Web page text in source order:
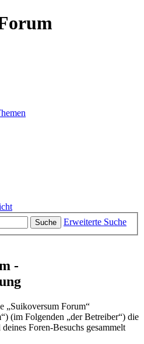
Suche
Erweiterte Suche
-
„Suikoversum Forum“
(im Folgenden „der Betreiber“) die
Foren-Besuchs gesammelt